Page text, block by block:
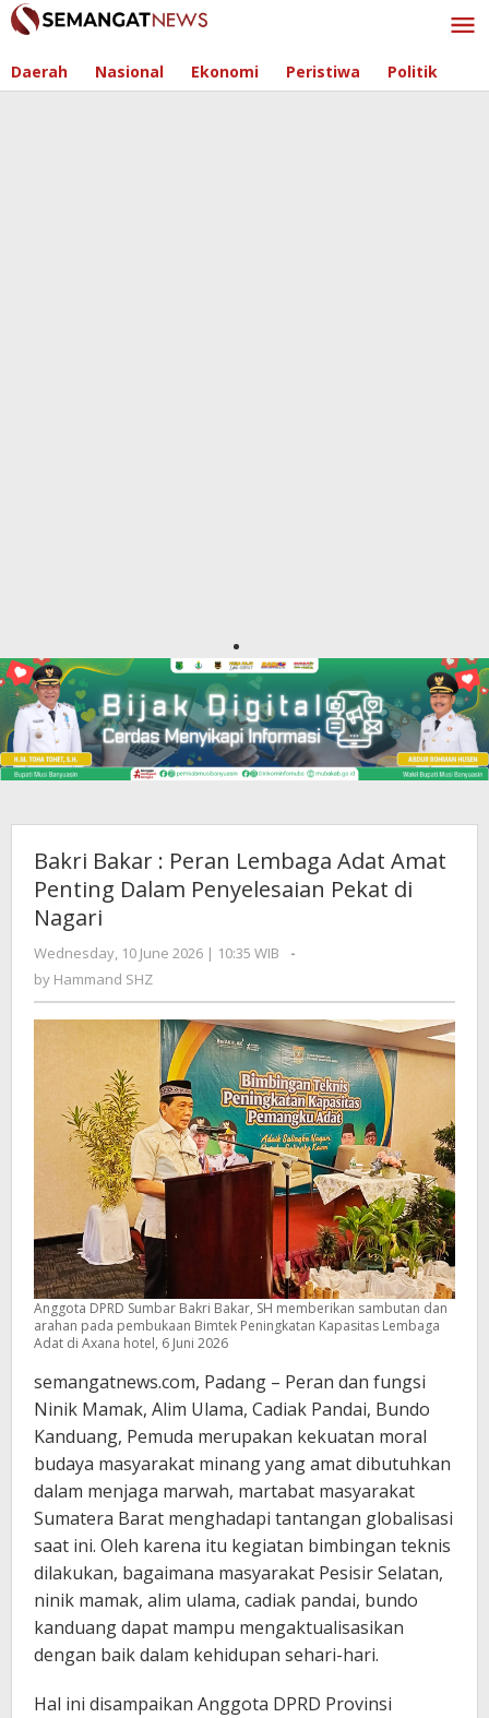
Skip
to
Daerah Nasional Ekonomi Peristiwa Politik
Bakri Bakar : Peran Lembaga Adat Amat
Penting Dalam Penyelesaian Pekat di
Nagari
Wednesday, 10 June 2026 | 10:35 WIB
by
-
by Hammand SHZ
Anggota DPRD Sumbar Bakri Bakar, SH memberikan sambutan dan
arahan pada pembukaan Bimtek Peningkatan Kapasitas Lembaga
Adat di Axana hotel, 6 Juni 2026
semangatnews.com, Padang – Peran dan fungsi
Ninik Mamak, Alim Ulama, Cadiak Pandai, Bundo
Kanduang, Pemuda merupakan kekuatan moral
budaya masyarakat minang yang amat dibutuhkan
dalam menjaga marwah, martabat masyarakat
Sumatera Barat menghadapi tantangan globalisasi
saat ini. Oleh karena itu kegiatan bimbingan teknis
dilakukan, bagaimana masyarakat Pesisir Selatan,
ninik mamak, alim ulama, cadiak pandai, bundo
kanduang dapat mampu mengaktualisasikan
dengan baik dalam kehidupan sehari-hari.
Hal ini disampaikan Anggota DPRD Provinsi